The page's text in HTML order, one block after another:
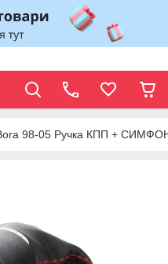
98-05 Ручка КПП +